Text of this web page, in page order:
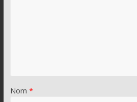
Nom *